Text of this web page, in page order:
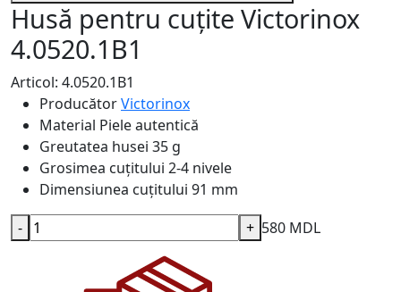
Husă pentru cuțite Victorinox
4.0520.1B1
Articol: 4.0520.1B1
ProducătorVictorinox
Material Piele autentică
Greutatea husei 35 g
Grosimea cuțitului 2-4 nivele
Dimensiunea cuțitului 91 mm
580 MDL
- +